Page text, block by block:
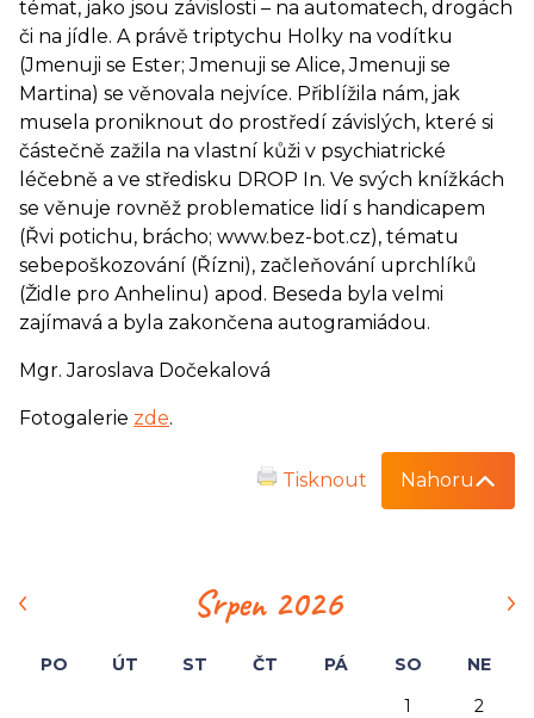
témat, jako jsou závislosti – na automatech, drogách
či na jídle. A právě triptychu Holky na vodítku
(Jmenuji se Ester; Jmenuji se Alice, Jmenuji se
Martina) se věnovala nejvíce. Přiblížila nám, jak
musela proniknout do prostředí závislých, které si
částečně zažila na vlastní kůži v psychiatrické
léčebně a ve středisku DROP In. Ve svých knížkách
se věnuje rovněž problematice lidí s handicapem
(Řvi potichu, brácho; www.bez-bot.cz), tématu
sebepoškozování (Řízni), začleňování uprchlíků
(Židle pro Anhelinu) apod. Beseda byla velmi
zajímavá a byla zakončena autogramiádou.
Mgr. Jaroslava Dočekalová
Fotogalerie zde.
Tisknout Nahoru
Srpen 2026
PO ÚT ST ČT PÁ SO
NE
1
2